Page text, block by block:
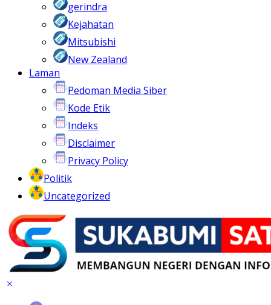
gerindra
Kejahatan
Mitsubishi
New Zealand
Laman
Pedoman Media Siber
Kode Etik
Indeks
Disclaimer
Privacy Policy
Politik
Uncategorized